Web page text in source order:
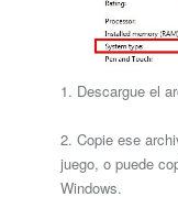
1. Descargue el
2. Copie ese
juego, o puede
Windows.